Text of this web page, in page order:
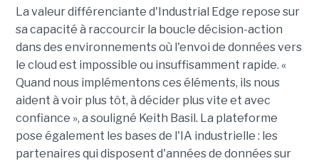
La valeur différenciante d'Industrial Edge repose sur
sa capacité à raccourcir la boucle décision-action
dans des environnements où l'envoi de données vers
le cloud est impossible ou insuffisamment rapide. «
Quand nous implémentons ces éléments, ils nous
aident à voir plus tôt, à décider plus vite et avec
confiance », a souligné Keith Basil. La plateforme
pose également les bases de l'IA industrielle : les
partenaires qui disposent d'années de données sur